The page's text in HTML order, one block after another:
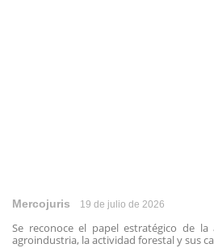
Mercojuris 19 de julio de 2026
Se reconoce el papel estratégico de la
agroindustria, la actividad forestal y sus